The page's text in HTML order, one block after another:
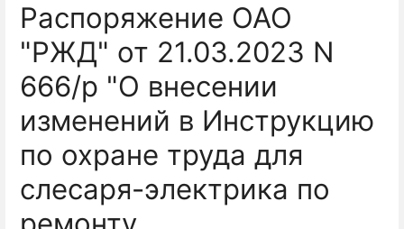
Распоряжение ОАО
"РЖД" от 21.03.2023 N
666/р "О внесении
изменений в Инструкцию
по охране труда для
слесаря-электрика по